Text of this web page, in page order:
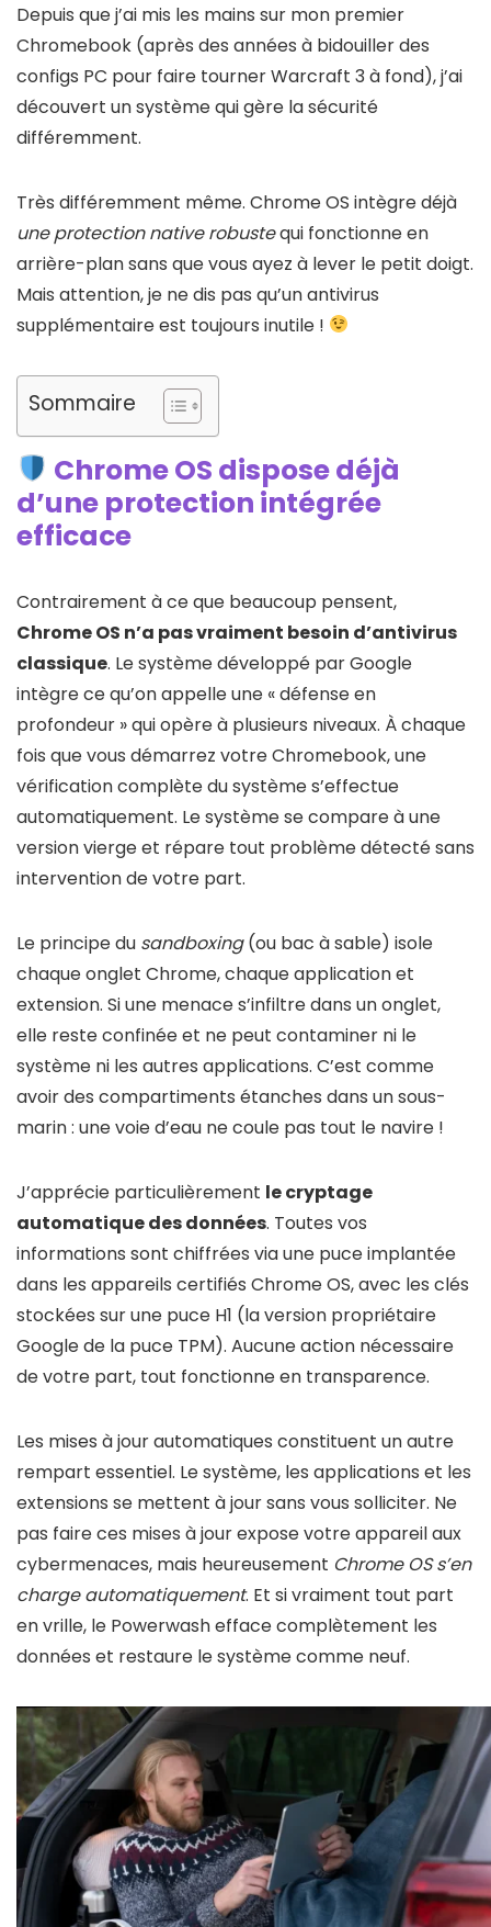
Depuis que j’ai mis les mains sur mon premier
Chromebook (après des années à bidouiller des
configs PC pour faire tourner Warcraft 3 à fond), j’ai
découvert un système qui gère la sécurité
différemment.
Très différemment même. Chrome OS intègre déjà
une protection native robustequi fonctionne en
arrière-plan sans que vous ayez à lever le petit doigt.
Mais attention, je ne dis pas qu’un antivirus
supplémentaire est toujours inutile !
Sommaire
Chrome OS dispose déjà
d’une protection intégrée
efficace
Contrairement à ce que beaucoup pensent,
Chrome OS n’a pas vraiment besoin d’antivirus
classique. Le système développé par Google
intègre ce qu’on appelle une « défense en
profondeur » qui opère à plusieurs niveaux. À chaque
fois que vous démarrez votre Chromebook, une
vérification complète du système s’effectue
automatiquement. Le système se compare à une
version vierge et répare tout problème détecté sans
intervention de votre part.
Le principe du sandboxing(ou bac à sable) isole
chaque onglet Chrome, chaque application et
extension. Si une menace s’infiltre dans un onglet,
elle reste confinée et ne peut contaminer ni le
système ni les autres applications. C’est comme
avoir des compartiments étanches dans un sous-
marin : une voie d’eau ne coule pas tout le navire !
J’apprécie particulièrement le cryptage
automatique des données. Toutes vos
informations sont chiffrées via une puce implantée
dans les appareils certifiés Chrome OS, avec les clés
stockées sur une puce H1 (la version propriétaire
Google de la puce TPM). Aucune action nécessaire
de votre part, tout fonctionne en transparence.
Les mises à jour automatiques constituent un autre
rempart essentiel. Le système, les applications et les
extensions se mettent à jour sans vous solliciter. Ne
pas faire ces mises à jour expose votre appareil aux
cybermenaces, mais heureusement Chrome OS s’en
charge automatiquement. Et si vraiment tout part
en vrille, le Powerwash efface complètement les
données et restaure le système comme neuf.